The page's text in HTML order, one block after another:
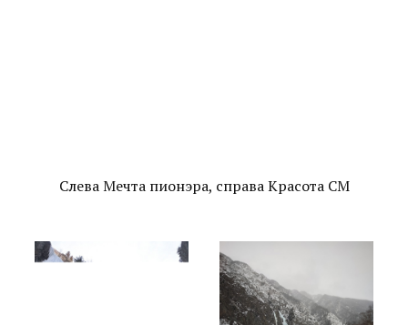
Слева Мечта пионэра, справа Красота СМ